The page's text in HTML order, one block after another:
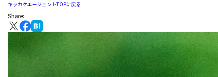
キッカケエージェントTOPに戻る
Share: